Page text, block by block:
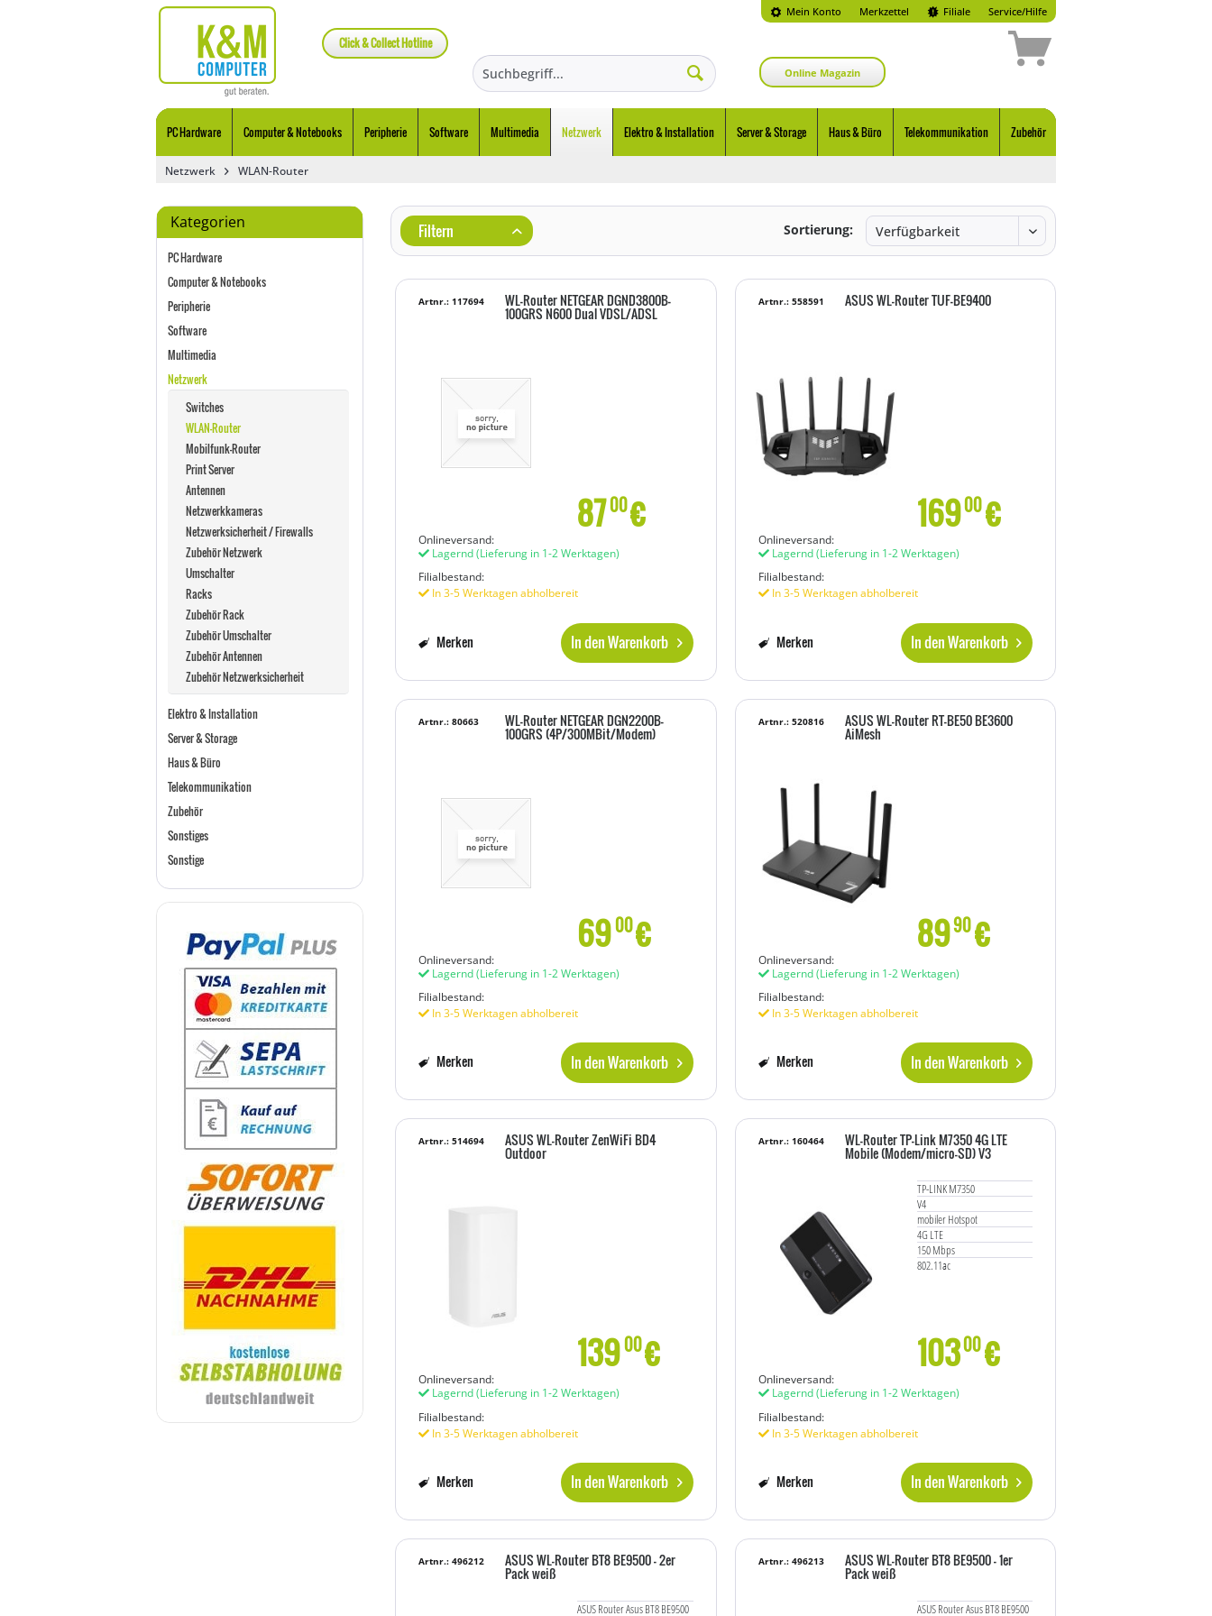
Mein Konto Merkzettel
Click & Collect Hotline
Filiale Service/Hilfe
Online Magazin
PC Hardware Computer & Notebooks Peripherie Software Multimedia Netzwerk Elektro & Installation Server & Storage Haus & Büro Telekommunikation Zubehör
Netzwerk WLAN-Router
Kategorien
PC Hardware
Computer & Notebooks
Peripherie
Software
Multimedia
Netzwerk
Switches
WLAN-Router
Mobilfunk-Router
Print Server
Antennen
Netzwerkkameras
Netzwerksicherheit / Firewalls
Zubehör Netzwerk
Umschalter
Racks
Zubehör Rack
Zubehör Umschalter
Zubehör Antennen
Zubehör Netzwerksicherheit
Elektro & Installation
Server & Storage
Haus & Büro
Telekommunikation
Zubehör
Sonstiges
Sonstige
Filtern Sortierung:
WL-Router NETGEAR DGND3800B-
100GRS N600 Dual VDSL/ADSL
Artnr.: 117694
8700€
Onlineversand:
Lagernd(Lieferung in 1-2 Werktagen)
Filialbestand:
In 3-5 Werktagen abholbereit
In den Warenkorb
Merken
ASUS WL-Router TUF-BE9400
Artnr.: 558591
16900€
Onlineversand:
Lagernd(Lieferung in 1-2 Werktagen)
Filialbestand:
In 3-5 Werktagen abholbereit
In den Warenkorb
Merken
WL-Router NETGEAR DGN2200B-
100GRS (4P/300MBit/Modem)
Artnr.: 80663
6900€
Onlineversand:
Lagernd(Lieferung in 1-2 Werktagen)
Filialbestand:
In 3-5 Werktagen abholbereit
In den Warenkorb
Merken
ASUS WL-Router RT-BE50 BE3600
AiMesh
Artnr.: 520816
8990€
Onlineversand:
Lagernd(Lieferung in 1-2 Werktagen)
Filialbestand:
In 3-5 Werktagen abholbereit
In den Warenkorb
Merken
ASUS WL-Router ZenWiFi BD4
Outdoor
Artnr.: 514694
13900€
Onlineversand:
Lagernd(Lieferung in 1-2 Werktagen)
Filialbestand:
In 3-5 Werktagen abholbereit
In den Warenkorb
Merken
WL-Router TP-Link M7350 4G LTE
Mobile (Modem/micro-SD) V3
TP-LINK M7350
V4
mobiler Hotspot
4G LTE
150 Mbps
802.11ac
Artnr.: 160464
10300€
Onlineversand:
Lagernd(Lieferung in 1-2 Werktagen)
Filialbestand:
In 3-5 Werktagen abholbereit
In den Warenkorb
Merken
ASUS WL-Router BT8 BE9500 - 2er
Pack weiß
ASUS Router Asus BT8 BE9500
Artnr.: 496212 ASUS WL-Router BT8 BE9500 - 1er
Pack weiß
ASUS Router Asus BT8 BE9500
Artnr.: 496213